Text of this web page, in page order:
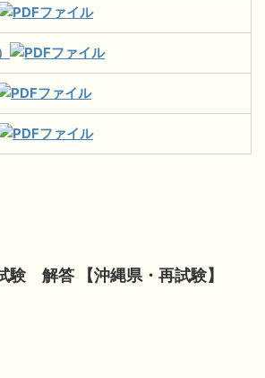
験 解答 【沖縄県・再試験】